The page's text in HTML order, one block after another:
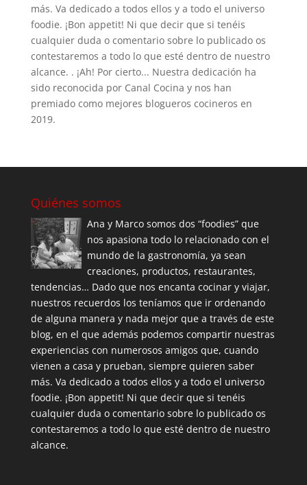
más. Va dedicado a todos ellos y a todo el universo
foodie. ¡Bon appetit! Ni que decir que si tenéis
cualquier duda o comentario sobre lo publicado os
contestaremos a todo lo que esté dentro de nuestro
alcance. . ¡Ah! Por cierto... Nuestra dedicación ha
sido reconocida por Canal Cocina y nos han
premiado como mejores blogueros cocineros en
2019.
Quiénes somos
Ana y Marco somos dos “foodies” que
nos apasiona todo lo relacionado con el
mundo de la gastronomía, ya sean
creaciones, productos, restaurantes,
tendencias… Dado que nos encanta cocinar y viajar,
nuestros recuerdos los teníamos que ir ordenando
de alguna manera y nada mejor que a través de este
blog, en el que además podemos compartir nuestras
experiencias con numerosos amigos que, cuando
vienen a casa y prueban, siempre quieren saber
más. Va dedicado a todos ellos y a todo el universo
foodie. ¡Bon appetit! Ni que decir que si tenéis
cualquier duda o comentario sobre lo publicado os
contestaremos a todo lo que esté dentro de nuestro
alcance.